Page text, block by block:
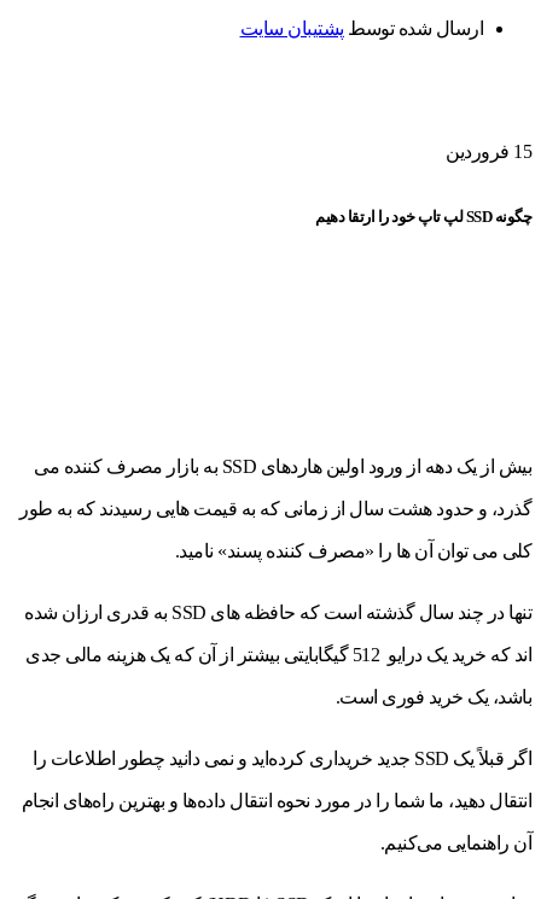
ارسال شده توسط پشتیبان سایت
15 فروردین
چگونه SSD لپ تاپ خود را ارتقا دهیم
بیش از یک دهه از ورود اولین هاردهای SSD به بازار مصرف کننده می
گذرد، و حدود هشت سال از زمانی که به قیمت هایی رسیدند که به طور
کلی می توان آن ها را «مصرف کننده پسند» نامید.
تنها در چند سال گذشته است که حافظه های SSD به قدری ارزان شده
اند که خرید یک درایو 512 گیگابایتی بیشتر از آن که یک هزینه مالی جدی
باشد، یک خرید فوری است.
اگر قبلاً یک SSD جدید خریداری کرده‌اید و نمی دانید چطور اطلاعات را
انتقال دهید، ما شما را در مورد نحوه انتقال داده‌ها و بهترین راه‌های انجام
آن راهنمایی می‌کنیم.